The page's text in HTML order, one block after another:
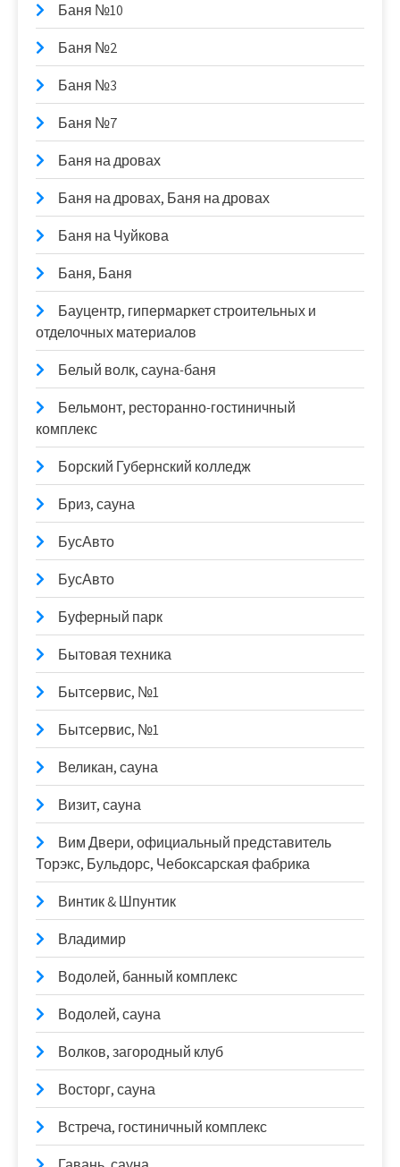
Баня №10
Баня №2
Баня №3
Баня №7
Баня на дровах
Баня на дровах, Баня на дровах
Баня на Чуйкова
Баня, Баня
Бауцентр, гипермаркет строительных и
отделочных материалов
Белый волк, сауна-баня
Бельмонт, ресторанно-гостиничный
комплекс
Борский Губернский колледж
Бриз, сауна
БусАвто
БусАвто
Буферный парк
Бытовая техника
Бытсервис, №1
Бытсервис, №1
Великан, сауна
Визит, сауна
Вим Двери, официальный представитель
Торэкс, Бульдорс, Чебоксарская фабрика
Винтик & Шпунтик
Владимир
Водолей, банный комплекс
Водолей, сауна
Волков, загородный клуб
Восторг, сауна
Встреча, гостиничный комплекс